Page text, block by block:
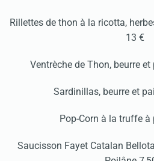
Rillettes de thon à la ricotta,
13 €
Ventrèche de Thon, beurre
Sardinillas, beurre et
Pop-Corn à la truffe à
Saucisson Fayet Catalan